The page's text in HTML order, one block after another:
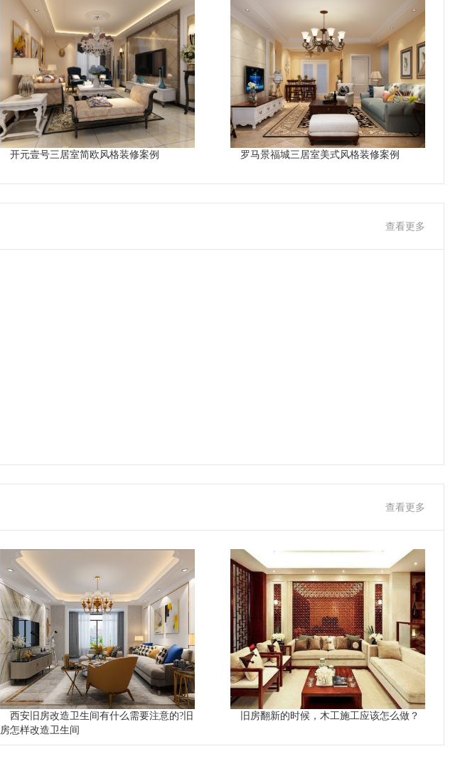
开元壹号三居室简欧风格装修案例 罗马景福城三居室美式风格装修案例
查看更多
查看更多
西安旧房改造卫生间有什么需要注意的?旧
房怎样改造卫生间
旧房翻新的时候，木工施工应该怎么做？